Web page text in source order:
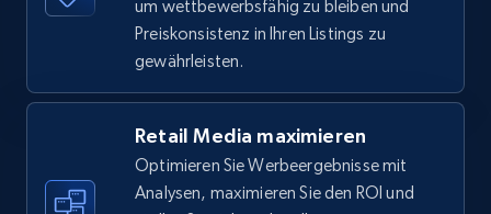
871+ Jetzt anfangen
Walmart - products
URL, Final price, Sku, Currency, Gtin,
Specifications, Image urls, Top reviews, and
um wettbewerbsfähig zu bleiben und
Preiskonsistenz in Ihren Listings zu
gewährleisten.
Retail Media maximieren
Optimieren Sie Werbeergebnisse mit
Analysen, maximieren Sie den ROI und